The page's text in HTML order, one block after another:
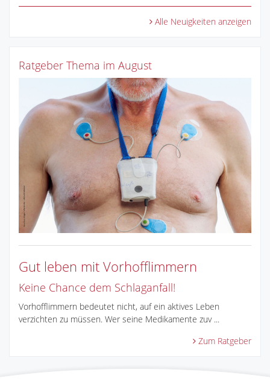
Alle Neuigkeiten anzeigen
Ratgeber Thema im August
Gut leben mit Vorhofflimmern
Keine Chance dem Schlaganfall!
Vorhofflimmern bedeutet nicht, auf ein aktives Leben
verzichten zu müssen. Wer seine Medikamente zuv ...
Zum Ratgeber